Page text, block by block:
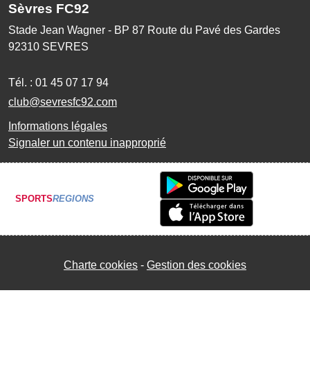
Sèvres FC92
Stade Jean Wagner - BP 87 Route du Pavé des Gardes
92310 SEVRES
Tél. : 01 45 07 17 94
club@sevresfc92.com
Informations légales
Signaler un contenu inapproprié
SPORTSREGIONS
Charte cookies Gestion des cookies